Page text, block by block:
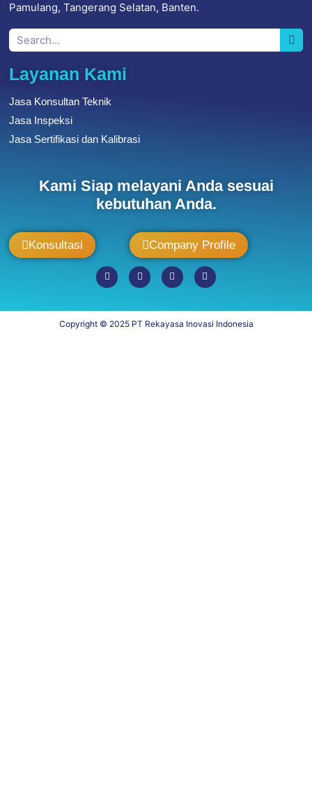
Pamulang, Tangerang Selatan, Banten.
Layanan Kami
Jasa Konsultan Teknik
Jasa Inspeksi
Jasa Sertifikasi dan Kalibrasi
Kami Siap melayani Anda sesuai
kebutuhan Anda.
Konsultasi Company Profile
Copyright © 2025 PT Rekayasa Inovasi Indonesia